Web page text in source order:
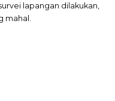
lapangan dilakukan,
mahal.